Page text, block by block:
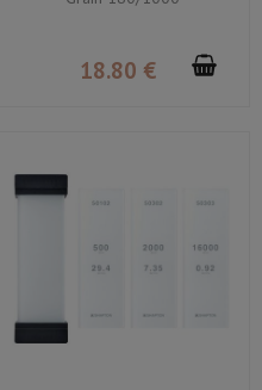
#1000
18.80 €